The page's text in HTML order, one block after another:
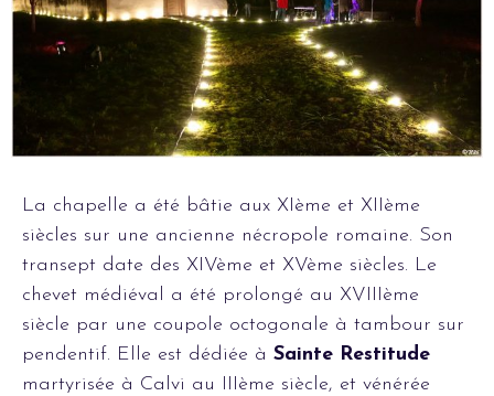
La chapelle a été bâtie aux XIème et XIIème
siècles sur une ancienne nécropole romaine. Son
transept date des XIVème et XVème siècles. Le
chevet médiéval a été prolongé au XVIIIème
siècle par une coupole octogonale à tambour sur
pendentif. Elle est dédiée à Sainte Restitude
martyrisée à Calvi au IIIème siècle, et vénérée